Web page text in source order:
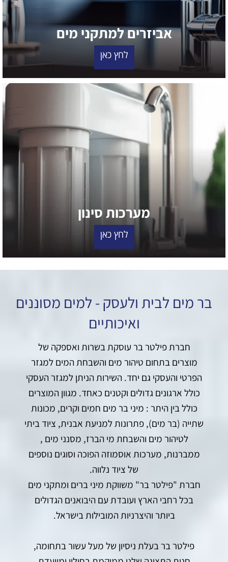
אביזרים למתקני מים
לחץ כאן
מערכות סינון
לחץ כאן
בר מים לבית ולעסק - למים מסוננים
ואיכותיים
חברת פילטר בר עוסקת בשרות ואספקה של
מוצרים בתחום טיהור מים והשבחת המים למגזר
הפרטי והעסקי גם יחד. השירות הניתן למגזר העסקי
כולל ארגונים גדולים וקטנים כאחד. מגוון המוצרים
כולל בין היתר : מיני בר מים חמים וקרים, מכונות
שתייה (בר מים), פתרונות למניעת אבנית, ציוד ביתי
לטיהור מים והשבחת מי הברז, מסנני מים ,
ממברנות, מערכות אוסמוזה הפוכה וסוגים נוספים
של ציוד נלווה.
חברת "פילטר בר" משווקת מיני ברים ומתקני מים
בכל רחבי הארץ ועובדת עם היבואנים הגדולים
ביותר והיצרניות המובילות בישראל.
פילטר בר בעלת ניסיון של מעל עשור בתחומה,